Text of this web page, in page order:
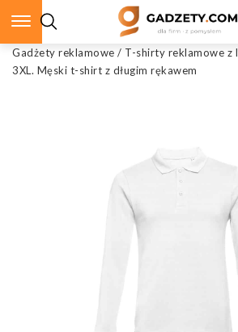
Gadżety reklamowe / T-shirty reklamowe z
3XL. Męski t-shirt z długim rękawem